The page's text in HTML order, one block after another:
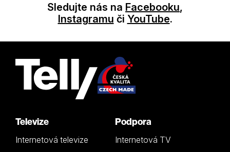
Sledujte nás na Facebooku,
Instagramu či YouTube.
Televize
Internetová televize
Podpora
Internetová TV